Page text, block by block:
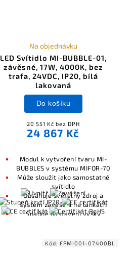
LED Svítidlo MI-BUBBLE-01,
závěsné, 17W, 4000K, bez
trafa, 24VDC, IP20, bílá
lakovaná
Na objednávku
20 551 Kč bez DPH
24 867 Kč
Do košíku
Modul k vytvoření tvaru MI-
BUBBLES v systému MIFOR-70
Může sloužit jako samostatné
svítidlo
Obsahuje světelný zdroj a
systém zavěšení na lankách
Snadné nastavení výšky
osvětlení včetně Casambi
Kód: FPMI001-07400BL